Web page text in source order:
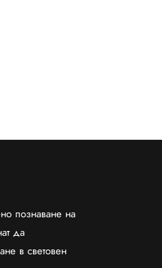
познаване на
да
в световен